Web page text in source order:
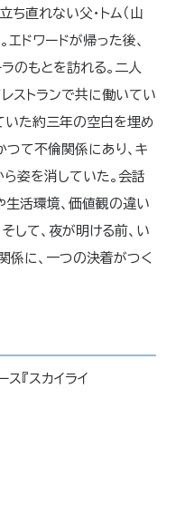
ち直れない父・トム（山
エドワードが帰った後、
のもとを訪れる。二人
ストランで共に働いてい
いた約三年の空白を埋め
つて不倫関係にあり、キ
姿を消していた。会話
活環境、価値観の違い
して、夜が明ける前、い
係に、一つの決着がつく
『スカイライ